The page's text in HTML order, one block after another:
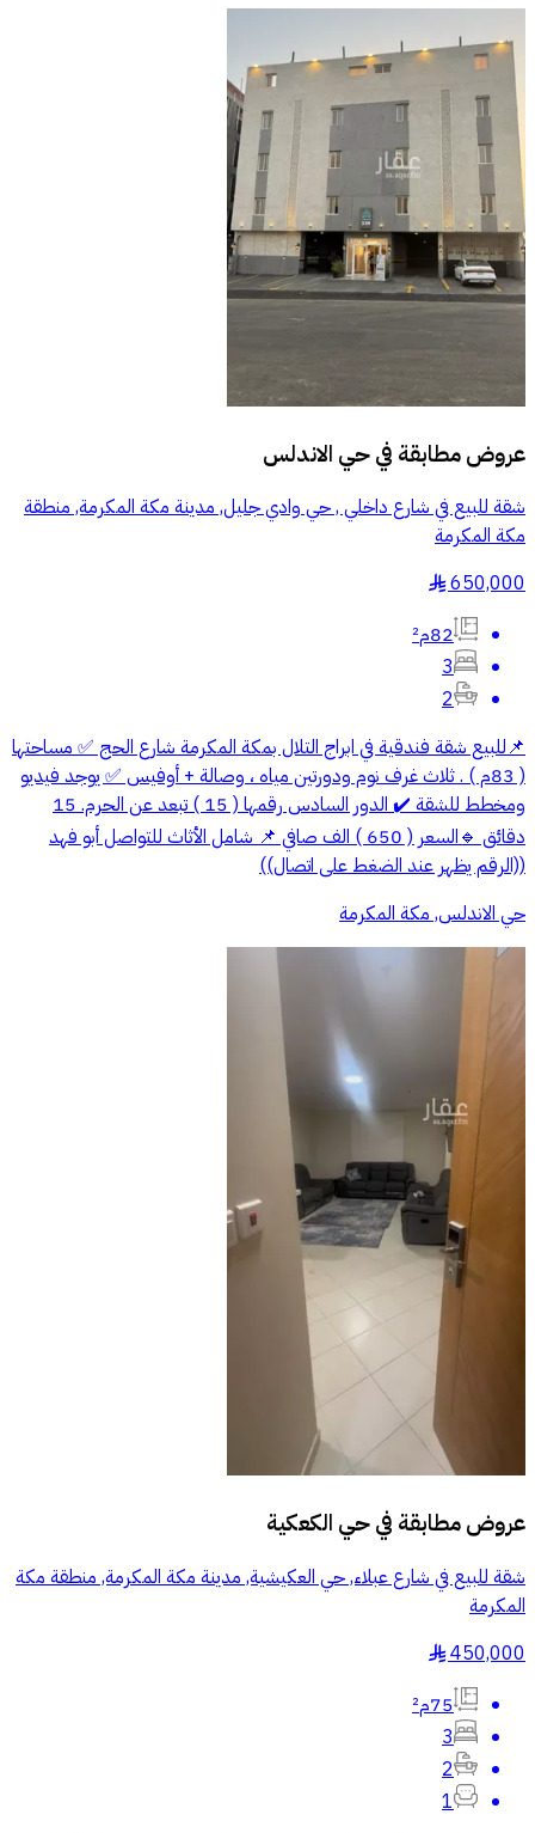
عروض مطابقة فيحي الاندلس
شقة للبيع في شارع داخلي , حي وادي جليل, مدينة مكة المكرمة, منطقة
مكة المكرمة
650,000
§
82م²
3
2
📌للبيع شقة فندقية في ابراج التلال بمكة المكرمة شارع الحج ✅️ مساحتها
( 83م ) . ثلاث غرف نوم ودورتين مياه ، وصالة + أوفيس ✅️ يوجد فيديو
ومخطط للشقة ✔️ الدور السادس رقمها ( 15 ) تبعد عن الحرم. 15
دقائق 🔹️السعر ( 650 ) الف صافي 📌 شامل الأثاث للتواصل أبو فهد
((الرقم يظهر عند الضغط على اتصال))
حي الاندلس, مكة المكرمة
عروض مطابقة فيحي الكعكية
شقة للبيع في شارع عبلاء, حي العكيشية, مدينة مكة المكرمة, منطقة مكة
المكرمة
450,000
§
75م²
3
2
1